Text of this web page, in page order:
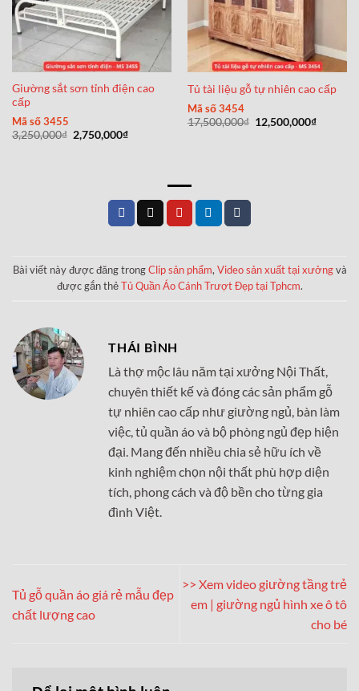
Giường sắt sơn tỉnh điện cao
cấp
Mã số 3455
3,250,000₫ Giá
gốc
2,750,000₫Giá
Tủ tài liệu gỗ tự nhiên cao cấp
Mã số 3454
17,500,000₫ Giá
gốc
12,500,000₫Giá
Bài viết này được đăng trongClip sản phẩm, Video sản xuất tại xưởngvà
được gắn thẻTủ Quần Áo Cánh Trượt Đẹp tại Tphcm.
THÁI BÌNH
Là thợ mộc lâu năm tại xưởng Nội Thất,
chuyên thiết kế và đóng các sản phẩm gỗ
tự nhiên cao cấp như giường ngủ, bàn làm
việc, tủ quần áo và bộ phòng ngủ đẹp hiện
đại. Mang đến nhiều chia sẻ hữu ích về
kinh nghiệm chọn nội thất phù hợp diện
tích, phong cách và độ bền cho từng gia
đình Việt.
Tủ gỗ quần áo giá rẻ mẫu đẹp
chất lượng cao
>> Xem video giường tầng trẻ
em | giường ngủ hình xe ô tô
cho bé